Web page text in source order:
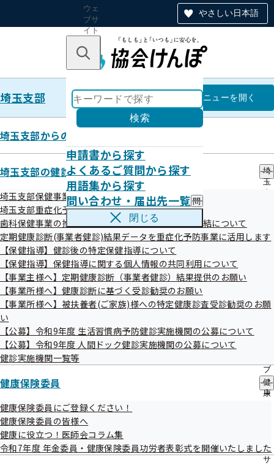
やさしい日本語
ウェ
ブサ
イト
のナ
ン
キーワードで探す
検索
申請書から探す
よくあるご質問から探す
用語集から探す
問い合わせ・届出先一覧 問
い
わ
届
出
先
一
覧
サ
ブ
ニ
閉じる
埼玉支部 埼玉支部
メニューを開く
埼玉支部からのお知らせ
埼玉支部の健診・保健指導のご案内
埼
玉
診
の
ブ
メ
ニ
ュ
埼玉支部保健事業の外部委託について
埼玉支部重症化予防事業について
歯科保健事業の推進に向けた研究に関する覚書の締結について
定期健康診断(事業者健診)結果データを重症化予防事業に活用します
【保健指導】健診後の特定保健指導について
【保健指導】保健指導に関する個人情報の共同利用について
【事業主様へ】定期健康診断（事業者健診）結果提供のお願い
【事業所様へ】健康診断に基づく受診勧奨のお願い
【事業所様へ】被扶養者(ご家族)様への特定健康診査受診勧奨のお願
い
【公募】令和9年度 生活習慣病予防健診実施機関の公募について
【公募】令和9年度 人間ドック健診実施機関の公募について
健診実施機関一覧等
健康保険委員
健
康
の
サ
健康保険委員にご登録ください！
健康保険委員の皆様へ
健康に役立つ！医師会コラム集
令和7年度 年金委員・健康保険委員功労者表彰式を開催いたしました
健康経営・健康宣言
「健康宣言」してみませんか？
健康宣言企業一覧
健康経営優良法人2026に協会けんぽ埼玉支部
加入の368社が認定されました!
健康経営普及推進協力事業者の公募